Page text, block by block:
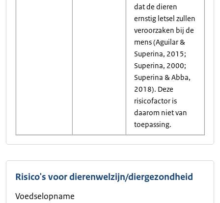
dat de dieren
ernstig letsel zullen
veroorzaken bij de
mens (Aguilar &
Superina, 2015;
Superina, 2000;
Superina & Abba,
2018). Deze
risicofactor is
daarom niet van
toepassing.
Risico's voor dierenwelzijn/diergezondheid
Voedselopname